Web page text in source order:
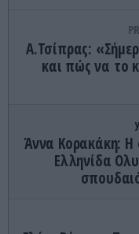
Α.Τσίπρας:
και πώς να το
Άννα Κορακάκη: Η
Ελληνίδα